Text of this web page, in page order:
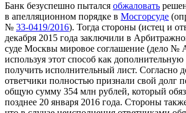
Банк безуспешно пытался обжаловать
в апелляционном порядке в Мосгорсуде
№ 33-0419/2016). Тогда стороны (истец и
декабря 2015 года заключили в
суде Москвы мировое соглашение (дело №
используя этот способ как
получить исполнительный лист. Согласно
ответчики полностью признали свой долг
общую сумму 354 млн рублей, который
позднее 20 января 2016 года. Стороны